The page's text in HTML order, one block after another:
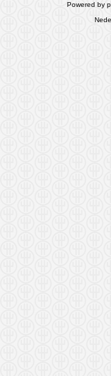
Powered by